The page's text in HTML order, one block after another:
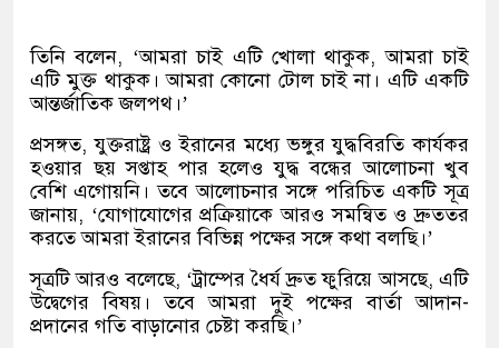
তিনি বলেন, ‘আমরা চাই এটি খোলা থাকুক, আমরা চাই
এটি মুক্ত থাকুক। আমরা কোনো টোল চাই না। এটি একটি
আন্তর্জাতিক জলপথ।’
প্রসঙ্গত, যুক্তরাষ্ট্র ও ইরানের মধ্যে ভঙ্গুর যুদ্ধবিরতি কার্যকর
হওয়ার ছয় সপ্তাহ পার হলেও যুদ্ধ বন্ধের আলোচনা খুব
বেশি এগোয়নি। তবে আলোচনার সঙ্গে পরিচিত একটি সূত্র
জানায়, ‘যোগাযোগের প্রক্রিয়াকে আরও সমন্বিত ও দ্রুততর
করতে আমরা ইরানের বিভিন্ন পক্ষের সঙ্গে কথা বলছি।’
সূত্রটি আরও বলেছে, ‘ট্রাম্পের ধৈর্য দ্রুত ফুরিয়ে আসছে, এটি
উদ্বেগের বিষয়। তবে আমরা দুই পক্ষের বার্তা আদান-
প্রদানের গতি বাড়ানোর চেষ্টা করছি।’